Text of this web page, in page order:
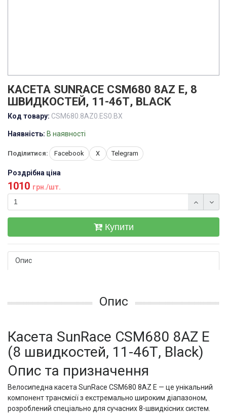
КАСЕТА SUNRACE CSM680 8AZ E, 8
ШВИДКОСТЕЙ, 11-46Т, BLACK
Код товару: CSM680.8AZ0.ES0.BX
Наявність: В наявності
Поділитися: Facebook X Telegram
Роздрібна ціна
1010 грн./шт.
Купити
Опис
Опис
Касета SunRace CSM680 8AZ E
(8 швидкостей, 11-46Т, Black)
Опис та призначення
Велосипедна касета SunRace CSM680 8AZ E — це унікальний
компонент трансмісії з екстремально широким діапазоном,
розроблений спеціально для сучасних 8-швидкісних систем.